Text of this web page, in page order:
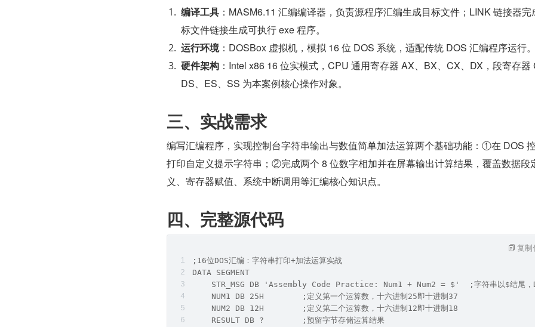
编译工具 ：MASM6.11 汇编编译器，负责源程序汇编生成目标文件；LINK 链接器完
标文件链接生成可执行 exe 程序。
运行环境：DOSBox 虚拟机，模拟 16 位 DOS 系统，适配传统 DOS 汇编程序运行。
硬件架构 ：Intel x86 16 位实模式，CPU 通用寄存器 AX、BX、CX、DX，段寄存器
DS、ES、SS 为本案例核心操作对象。
三、实战需求
编写汇编程序，实现控制台字符串输出与数值简单加法运算两个基础功能：①在 DOS
打印自定义提示字符串；②完成两个 8 位数字相加并在屏幕输出计算结果，覆盖数据段
义、寄存器赋值、系统中断调用等汇编核心知识点。
四、完整源代码
;16位DOS汇编：字符串打印+加法运算实战
DATA SEGMENT
STR_MSG DB 'Assembly Code Practice: Num1 + Num2 = $'  ;字符串以$结尾，
    NUM1 DB 25H        ;定义第一个运算数，十六进制25即十进制37
    NUM2 DB 12H        ;定义第二个运算数，十六进制12即十进制18
    RESULT DB ?        ;预留字节存储运算结果
复制